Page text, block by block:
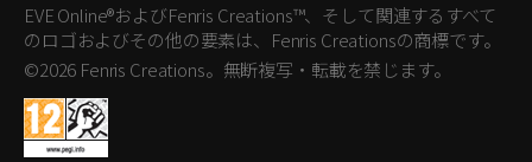
EVE Online®およびFenris Creations™、そして関連するすべて
のロゴおよびその他の要素は、Fenris Creationsの商標です。
©2026 Fenris Creations。無断複写・転載を禁じます。